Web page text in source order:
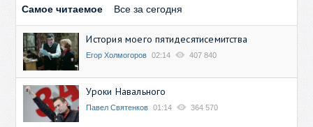
Самое читаемое Все за сегодня
История моего пятидесятисемитства
Егор Холмогоров 02:14 407 840
Уроки Навального
Павел Святенков 01:14 364 570